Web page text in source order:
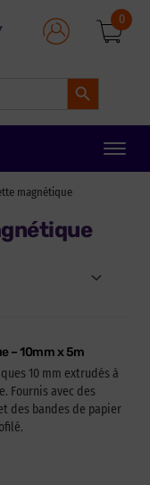
Search Button
0
Toggle
magnétique
– 10mm x 5m
10 mm extrudés à
Fournis avec des
des bandes de papier